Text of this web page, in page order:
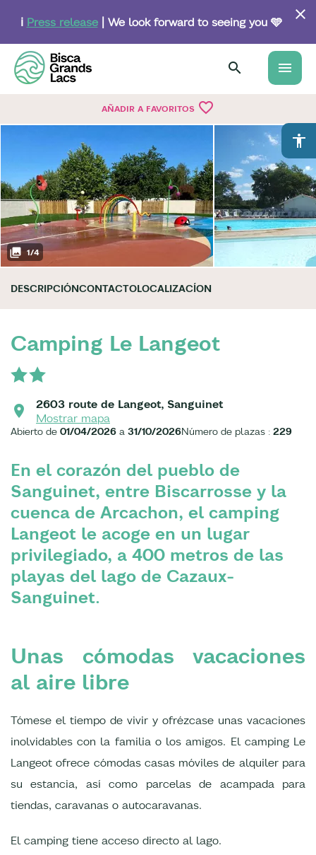
content
ℹ️ Press release| We look forward to seeing you 🩵
menu
AÑADIR A FAVORITOS favorite_border
accessibility
1/4
DESCRIPCIÓNCONTACTOLOCALIZACÍON
Camping Le Langeot
2603 route de Langeot, Sanguinet
Mostrar mapa
Abierto de 01/04/2026 a 31/10/2026Número de plazas : 229
En el corazón del pueblo de
Sanguinet, entre Biscarrosse y la
cuenca de Arcachon, el camping
Langeot le acoge en un lugar
privilegiado, a 400 metros de las
playas del lago de Cazaux-
Sanguinet.
Unas cómodas vacaciones
al aire libre
Tómese el tiempo de vivir y ofrézcase unas vacaciones
inolvidables con la familia o los amigos. El camping Le
Langeot ofrece cómodas casas móviles de alquiler para
su estancia, así como parcelas de acampada para
tiendas, caravanas o autocaravanas.
El camping tiene acceso directo al lago.